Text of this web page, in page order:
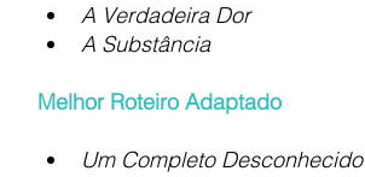
A Verdadeira Dor
A Substância
Melhor Roteiro Adaptado
Um Completo Desconhecido